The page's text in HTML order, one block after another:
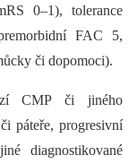
0–1), tolerance
FAC 5,
či dopomoci).
CMP či jiného
páteře, progresivní
dia­gnostikované